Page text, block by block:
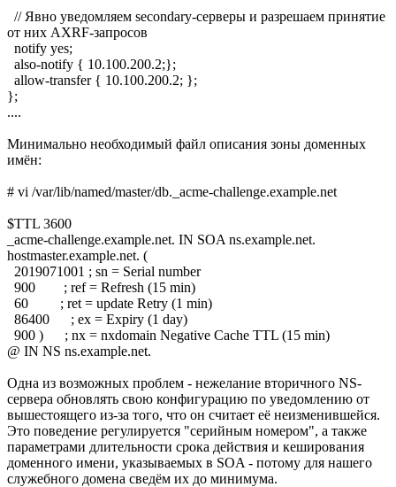
// Явно уведомляем secondary-серверы и разрешаем принятие
от них AXRF-запросов
notify yes;
also-notify { 10.100.200.2;};
allow-transfer { 10.100.200.2; };
};
....
Минимально необходимый файл описания зоны доменных
имён:
# vi /var/lib/named/master/db._acme-challenge.example.net
$TTL 3600
_acme-challenge.example.net. IN SOA ns.example.net.
hostmaster.example.net. (
2019071001 ; sn = Serial number
900 ; ref = Refresh (15 min)
60 ; ret = update Retry (1 min)
86400 ; ex = Expiry (1 day)
900 ) ; nx = nxdomain Negative Cache TTL (15 min)
@ IN NS ns.example.net.
Одна из возможных проблем - нежелание вторичного NS-
сервера обновлять свою конфигурацию по уведомлению от
вышестоящего из-за того, что он считает её неизменившейся.
Это поведение регулируется "серийным номером", а также
параметрами длительности срока действия и кеширования
доменного имени, указываемых в SOA - потому для нашего
служебного домена сведём их до минимума.